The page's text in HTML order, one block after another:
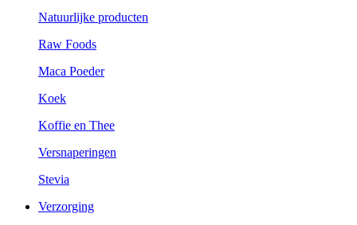
Natuurlijke producten
Raw Foods
Maca Poeder
Koek
Koffie en Thee
Versnaperingen
Stevia
Verzorging